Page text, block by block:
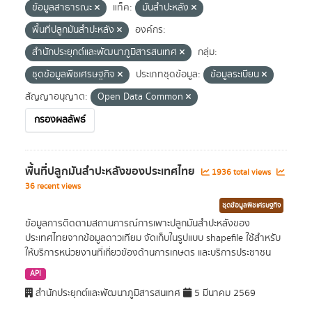
ข้อมูลสาธารณะ
แท็ค:
มันสำปะหลัง
พื้นที่ปลูกมันสำปะหลัง
องค์กร:
สำนักประยุกต์และพัฒนาภูมิสารสนเทศ
กลุ่ม:
ชุดข้อมูลพืชเศรษฐกิจ
ประเภทชุดข้อมูล:
ข้อมูลระเบียน
สัญญาอนุญาต:
Open Data Common
กรองผลลัพธ์
พื้นที่ปลูกมันสำปะหลังของประเทศไทย
1936 total views
36 recent views
ชุดข้อมูลพืชเศรษฐกิจ
ข้อมูลการติดตามสถานการณ์การเพาะปลูกมันสำปะหลังของ
ประเทศไทยจากข้อมูลดาวเทียม จัดเก็บในรูปแบบ shapefile ใช้สำหรับ
ให้บริการหน่วยงานที่เกี่ยวข้องด้านการเกษตร และบริการประชาชน
API
สำนักประยุกต์และพัฒนาภูมิสารสนเทศ 5 มีนาคม 2569